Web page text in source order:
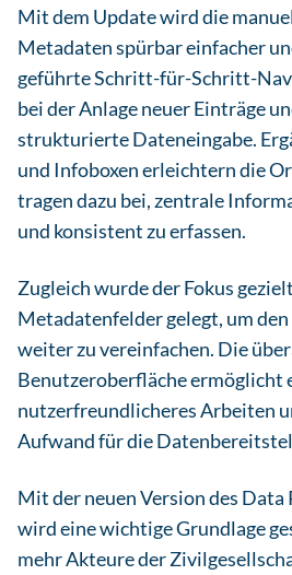
Mit dem Update wird die
Metadaten spürbar einfacher
geführte Schritt-für-Schritt-
bei der Anlage neuer Einträge
strukturierte Dateneingabe.
und Infoboxen erleichtern die
tragen dazu bei, zentrale
und konsistent zu erfassen.
Zugleich wurde der Fokus
Metadatenfelder gelegt, um
weiter zu vereinfachen. Die
Benutzeroberfläche ermöglicht
nutzerfreundlicheres Arbeiten
Aufwand für die
Mit der neuen Version des
wird eine wichtige Grundlage
mehr Akteure der